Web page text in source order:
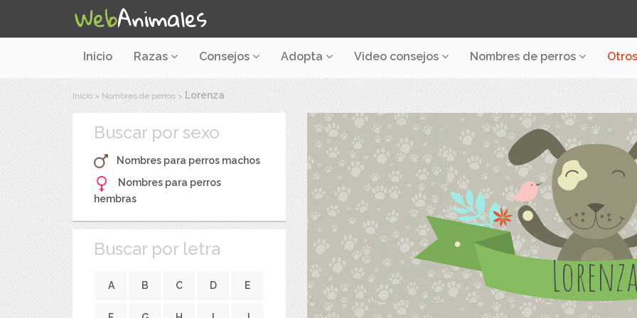
Inicio Razas Consejos Adopta Video consejos Nombres de perros
Inicio > Nombres de perros > Lorenza
Buscar por sexo
Nombres para perros machos
Nombres para perros
hembras
Buscar por letra
A B C D E